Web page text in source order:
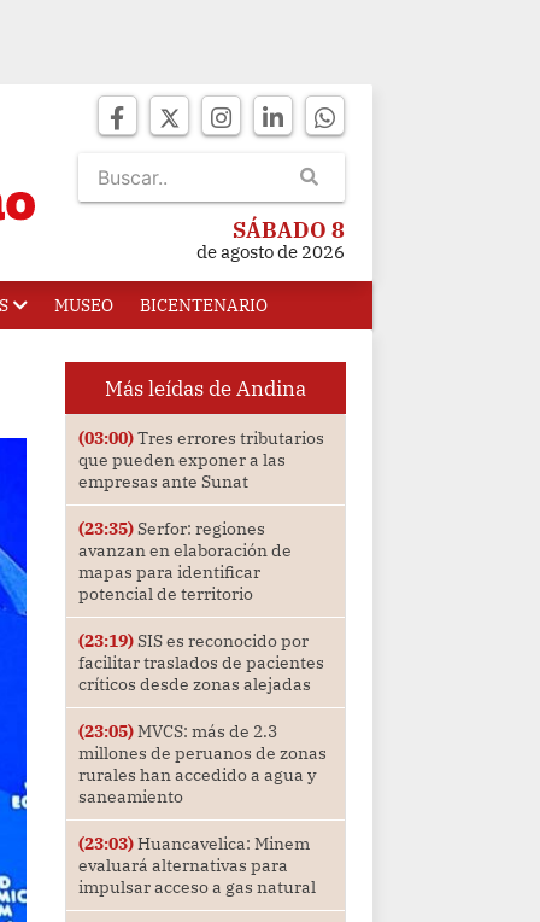
SÁBADO 8
de agosto de 2026
MUSEO BICENTENARIO
Más leídas de Andina
(03:00)Tres errores tributarios
que pueden exponer a las
empresas ante Sunat
(23:35)Serfor: regiones
avanzan en elaboración de
mapas para identificar
potencial de territorio
(23:19)SIS es reconocido por
facilitar traslados de pacientes
críticos desde zonas alejadas
(23:05)MVCS: más de 2.3
millones de peruanos de zonas
rurales han accedido a agua y
saneamiento
(23:03)Huancavelica: Minem
evaluará alternativas para
impulsar acceso a gas natural